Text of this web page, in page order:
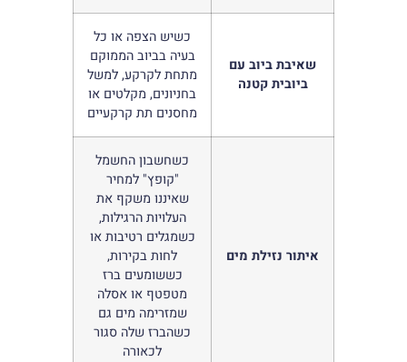
שאיבת ביוב עם
ביובית קטנה
כשיש הצפה או כל
בעיה בביוב הממוקם
מתחת לקרקע, למשל
בחניונים, מקלטים או
מחסנים תת קרקעיים
איתור נזילת מים
כשחשבון החשמל
"קופץ" למחיר
שאיננו משקף את
העלויות הרגילות,
כשמגלים רטיבות או
לחות בקירות,
כששומעים ברז
מטפטף או אסלה
שמזרימה מים גם
כשהברז שלה סגור
לכאורה